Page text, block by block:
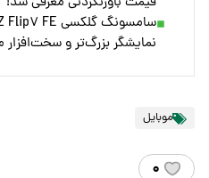
نمایشگر بزرگ‌تر و
موبایل
۰